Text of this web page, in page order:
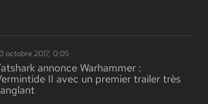
octobre 2017, 0:05
annonce Warhammer :
II avec un premier trailer très